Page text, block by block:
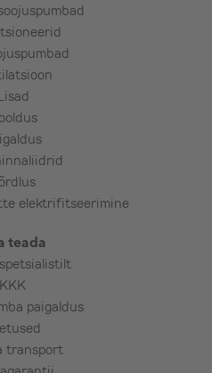
ehk
karbik,
seadmeni,
paigaldus ja kaabli
(kokkuleppel kuna
– armeeritud betoon,
tellis jms
elektrifitseerimine
teada
KKK
paigaldus
transport